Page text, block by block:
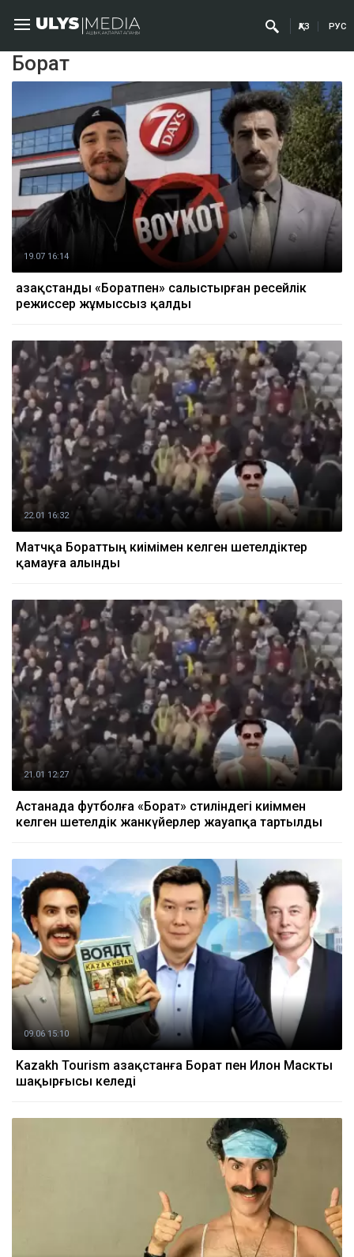
ҚАЗ РУС
Борат
19.07 16:14
Қазақстанды «Боратпен» салыстырған ресейлік
режиссер жұмыссыз қалды
22.01 16:32
Матчқа Бораттың киімімен келген шетелдіктер
қамауға алынды
21.01 12:27
Астанада футболға «Борат» стиліндегі киіммен
келген шетелдік жанкүйерлер жауапқа тартылды
09.06 15:10
Kazakh Tourism Қазақстанға Борат пен Илон Маскты
шақырғысы келеді